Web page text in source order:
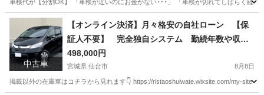
車検代が【分割OK】 「車検が近いのにお金がない･･･」 「車検が切れてしばらく経
宮城 仙台市 車検 格安
中古車
【オンライン決済】月々格安の自社ローン 【保
証人不要】 完全独自システム 勤続年数や収入
も不問です◎ 【車検2年付き】フリード☆4WD
☆修復歴なし 詳細・在庫情報は今すぐ本文をch
eck👇
498,000円
宮城県 仙台市 8月8日
掲載以外の在庫車はコチラから見れます👇 https://ristaoshuiwate.wixsite.com/my-site